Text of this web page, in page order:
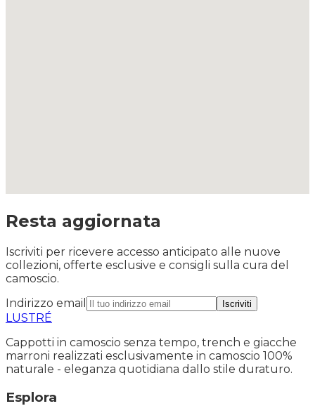
Resta aggiornata
Iscriviti per ricevere accesso anticipato alle nuove
collezioni, offerte esclusive e consigli sulla cura del
camoscio.
Indirizzo email
Iscriviti
LUSTRÉ
Cappotti in camoscio senza tempo, trench e giacche
marroni realizzati esclusivamente in camoscio 100%
naturale - eleganza quotidiana dallo stile duraturo.
Esplora